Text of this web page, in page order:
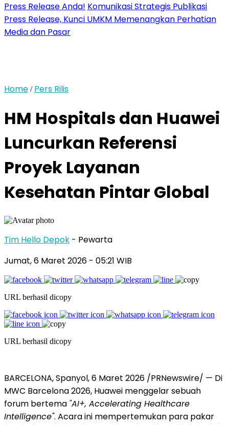
Press Release Anda! Komunikasi Strategis Publikasi
Press Release, Kunci UMKM Memenangkan Perhatian
Media dan Pasar
Home / Pers Rilis
HM Hospitals dan Huawei
Luncurkan Referensi
Proyek Layanan
Kesehatan Pintar Global
Tim Hello Depok - Pewarta
Jumat, 6 Maret 2026 - 05:21 WIB
URL berhasil dicopy
URL berhasil dicopy
BARCELONA, Spanyol, 6 Maret 2026 /PRNewswire/ — Di
MWC Barcelona 2026, Huawei menggelar sebuah
forum bertema "AI+, Accelerating Healthcare
Intelligence". Acara ini mempertemukan para pakar